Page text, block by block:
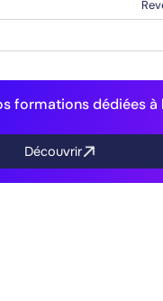
formations dédiées à
Découvrir